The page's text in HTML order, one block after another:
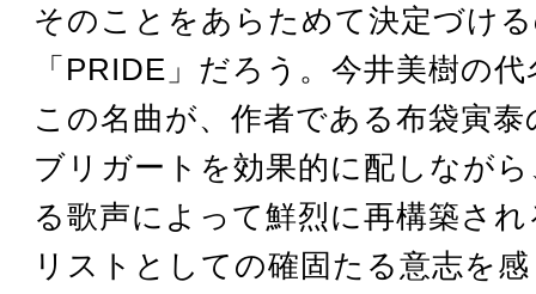
そのことをあらためて決定づけ
「PRIDE」だろう。今井美樹の
この名曲が、作者である布袋寅
ブリガートを効果的に配しなが
る歌声によって鮮烈に再構築さ
リストとしての確固たる意志を